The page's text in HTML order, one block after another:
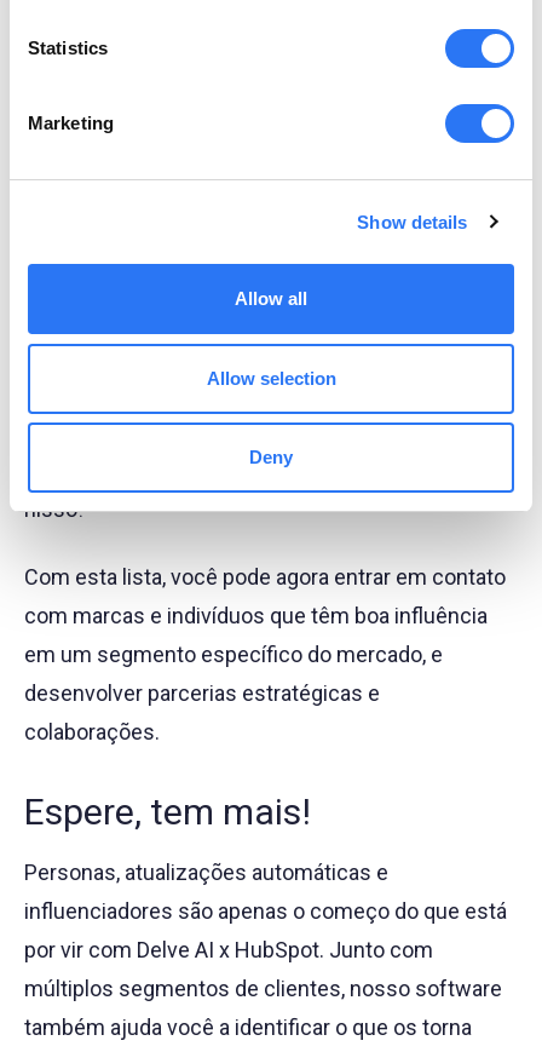
Statistics
Marketing
Show details
Allow all
Allow selection
Deny
Personas dos clientes também têm uma aba de
e marcas com as quais seu público interage online.
Encontrar os influenciadores certos é o primeiro
passo do marketing de influência, e a lista que
apresentamos dá a você uma vantagem inicial
nisso!
Com esta lista, você pode agora entrar em contato
com marcas e indivíduos que têm boa influência
em um segmento específico do mercado, e
desenvolver parcerias estratégicas e
colaborações.
Espere, tem mais!
Personas, atualizações automáticas e
influenciadores são apenas o começo do que está
por vir com Delve AI x HubSpot. Junto com
múltiplos segmentos de clientes, nosso software
também ajuda você a identificar o que os torna